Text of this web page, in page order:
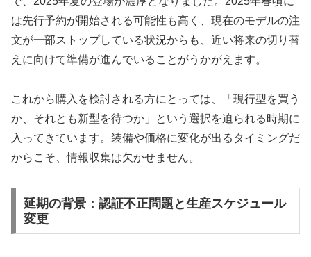
は先行予約が開始される可能性も高く、現在のモデルの注
文が一部ストップしている状況からも、近い将来の切り替
えに向けて準備が進んでいることがうかがえます。
これから購入を検討される方にとっては、「現行型を買う
か、それとも新型を待つか」という選択を迫られる時期に
入ってきています。装備や価格に変化が出るタイミングだ
からこそ、情報収集は欠かせません。
延期の背景：認証不正問題と生産スケジュール
変更